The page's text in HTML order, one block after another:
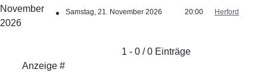
November
2026
Samstag, 21. November 2026 20:00 Herford
1 - 0 / 0 Einträge
Anzeige #